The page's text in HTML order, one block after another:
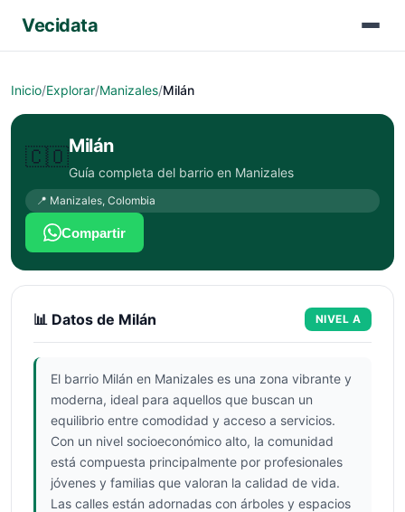
Vecidata
Inicio/Explorar/Manizales/Milán
🇨🇴Milán
Guía completa del barrio en Manizales
📍 Manizales, Colombia
Compartir
📊 Datos de Milán NIVEL A
El barrio Milán en Manizales es una zona vibrante y
moderna, ideal para aquellos que buscan un
equilibrio entre comodidad y acceso a servicios.
Con un nivel socioeconómico alto, la comunidad
está compuesta principalmente por profesionales
jóvenes y familias que valoran la calidad de vida.
Las calles están adornadas con árboles y espacios